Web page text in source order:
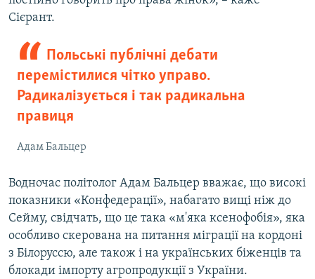
Сієрант.
Польські публічні дебати
перемістилися чітко управо.
Радикалізується і так радикальна
правиця
Адам Бальцер
Водночас політолог Адам Бальцер вважає, що високі
показники «Конфедерації», набагато вищі ніж до
Сейму, свідчать, що це така «м'яка ксенофобія», яка
особливо скерована на питання міграції на кордоні
з Білоруссю, але також і на українських біженців та
блокади імпорту агропродукції з України.